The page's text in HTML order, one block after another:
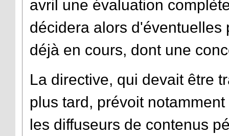
avril une évaluation
décidera alors d'éventuelles
déjà en cours, dont une
La directive, qui devait être
plus tard, prévoit
les diffuseurs de contenus